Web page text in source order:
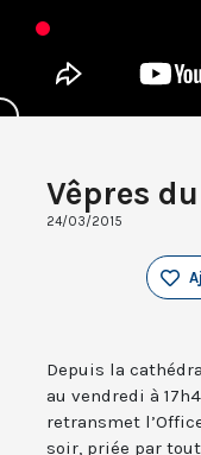
Vêpres
24/03/2015
Depuis la
au vendredi à
retransmet
soir, priée par